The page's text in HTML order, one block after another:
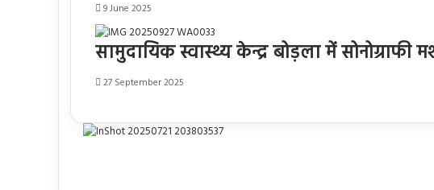
9 June 2025
सामुदायिक स्वास्थ्य केन्द्र बोड़ला में सोनोग्राफी
27 September 2025